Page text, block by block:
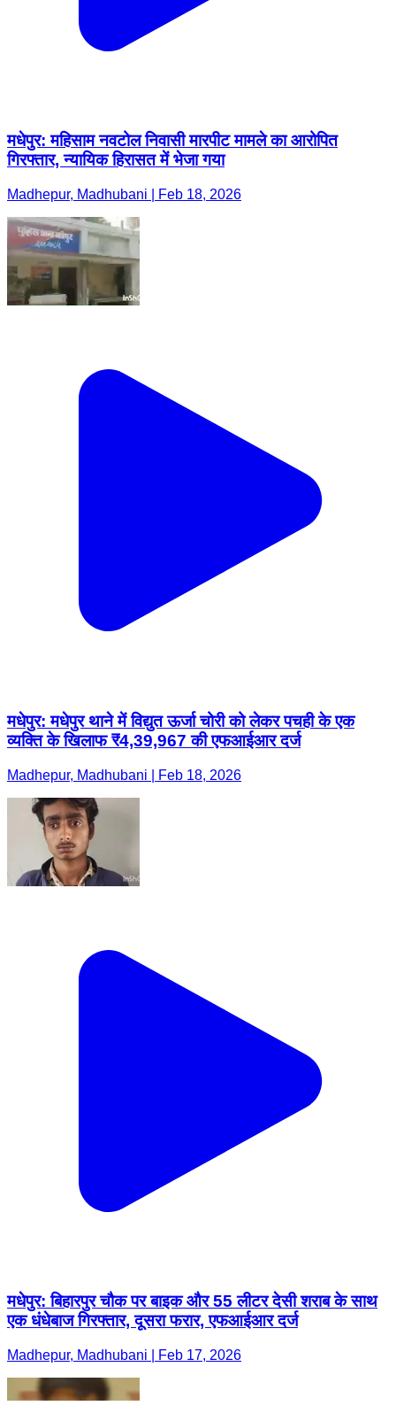
मधेपुर: महिसाम नवटोल निवासी मारपीट मामले का आरोपित
गिरफ्तार, न्यायिक हिरासत में भेजा गया
Madhepur, Madhubani | Feb 18, 2026
मधेपुर: मधेपुर थाने में विद्युत ऊर्जा चोरी को लेकर पचही के एक
व्यक्ति के खिलाफ ₹4,39,967 की एफआईआर दर्ज
Madhepur, Madhubani | Feb 18, 2026
मधेपुर: बिहारपुर चौक पर बाइक और 55 लीटर देसी शराब के साथ
एक धंधेबाज गिरफ्तार, दूसरा फरार, एफआईआर दर्ज
Madhepur, Madhubani | Feb 17, 2026